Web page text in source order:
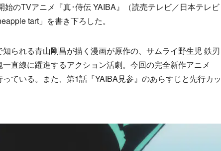
のTVアニメ『真･侍伝 YAIBA』（読売テレビ／日本テレビ
tart」を書き下ろした。
られる青山剛昌が描く漫画が原作の、サムライ野生児 鉄刃
直線に躍進するアクション活劇。今回の完全新作アニメ
ている。また、第1話『YAIBA見参』のあらすじと先行カッ